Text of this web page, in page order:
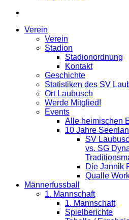
Verein
Verein
Stadion
Stadionordnung
Kontakt
Geschichte
Statistiken des SV
Ort Laubusch
Werde Mitglied!
Events
Alle heimischen
10 Jahre
SV
vs. SG
Die Jannik
Qualle
Männerfussball
1. Mannschaft
1. Mannschaft
Spielberichte